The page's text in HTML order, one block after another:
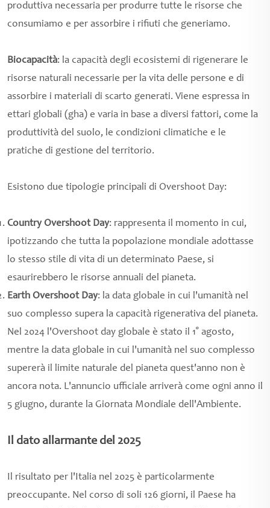
produttiva necessaria per produrre tutte le risorse che
consumiamo e per assorbire i rifiuti che generiamo.
Biocapacità: la capacità degli ecosistemi di rigenerare le
risorse naturali necessarie per la vita delle persone e di
assorbire i materiali di scarto generati. Viene espressa in
ettari globali (gha) e varia in base a diversi fattori, come la
produttività del suolo, le condizioni climatiche e le
pratiche di gestione del territorio.
Esistono due tipologie principali di Overshoot Day:
Country Overshoot Day: rappresenta il momento in cui,
ipotizzando che tutta la popolazione mondiale adottasse
lo stesso stile di vita di un determinato Paese, si
esaurirebbero le risorse annuali del pianeta.
Earth Overshoot Day: la data globale in cui l'umanità nel
suo complesso supera la capacità rigenerativa del pianeta.
Nel 2024 l'Overshoot day globale è stato il 1° agosto,
mentre la data globale in cui l'umanità nel suo complesso
supererà il limite naturale del pianeta quest'anno non è
ancora nota. L'annuncio ufficiale arriverà come ogni anno il
5 giugno, durante la Giornata Mondiale dell'Ambiente.
Il dato allarmante del 2025
Il risultato per l'Italia nel 2025 è particolarmente
preoccupante. Nel corso di soli 126 giorni, il Paese ha